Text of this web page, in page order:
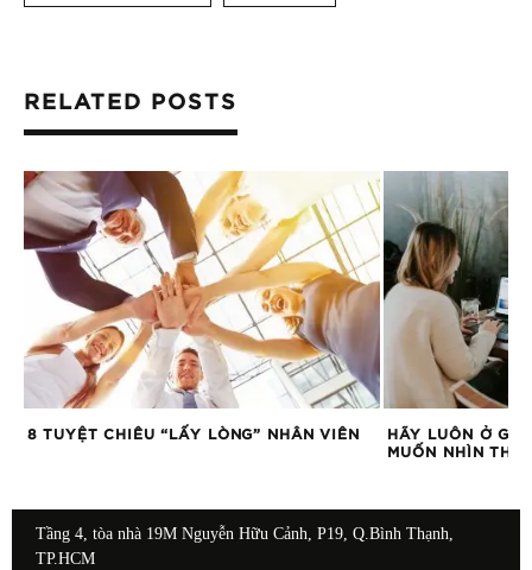
RELATED POSTS
8 TUYỆT CHIÊU “LẤY LÒNG” NHÂN VIÊN
HÃY LUÔN Ở
MUỐN NHÌN
Tầng 4, tòa nhà 19M Nguyễn Hữu Cảnh, P19, Q.Bình Thạnh,
TP.HCM